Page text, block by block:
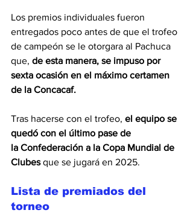
Los premios individuales fueron
entregados poco antes de que el trofeo
de campeón se le otorgara al Pachuca
que, de esta manera, se impuso por
sexta ocasión en el máximo certamen
de la Concacaf.
Tras hacerse con el trofeo, el equipo se
quedó con el último pase de
la Confederación a la Copa Mundial de
Clubes que se jugará en 2025.
Lista de premiados del
torneo